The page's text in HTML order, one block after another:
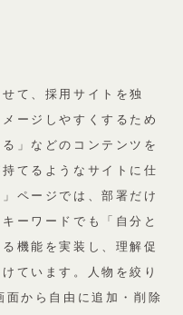
て、採用サイトを独
ージしやすくするため
」などのコンテンツを
てるようなサイトに仕
ページでは、部署だけ
ーワードでも「自分と
機能を実装し、理解促
ています。人物を絞り
から自由に追加・削除